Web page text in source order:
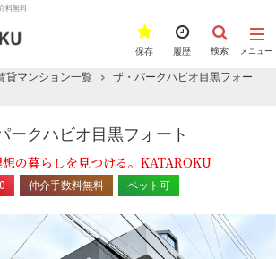
料無料
メニュー
検索
履歴
保存
貸マンション一覧
ザ・パークハビオ目黒フォー
ークハビオ目黒フォート
想の暮らしを見つける。KATAROKU
仲介手数料無料 ペット可